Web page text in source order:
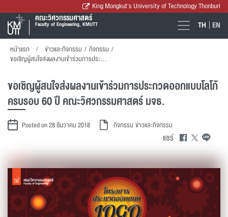
King Mongkut's University of Technology Thonburi
คณะวิศวกรรมศาสตร์
Faculty of Engineering, KMUTT TH EN
หน้าแรก ข่าวและกิจกรรม / กิจกรรม /
ขอเชิญผู้สนใจส่งผลงานเข้าร่วมการประกวดออกแบบโลโก้ครบรอบ 60 ปี คณะวิศวกรรมศาสตร์ มจธ.
ขอเชิญผู้สนใจส่งผลงานเข้าร่วมการประกวดออกแบบโลโก้
ครบรอบ 60 ปี คณะวิศวกรรมศาสตร์ มจธ.
Posted on 28 ธันวาคม 2018 กิจกรรม ข่าวและกิจกรรม
แชร์